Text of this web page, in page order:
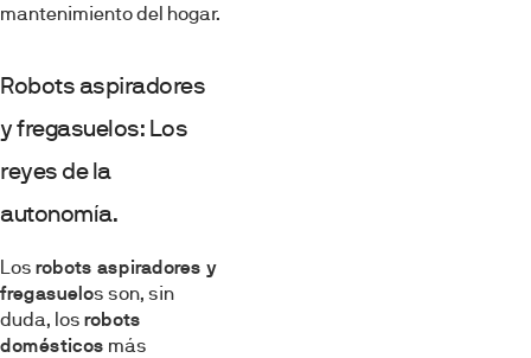
mantenimiento del hogar.
Robots aspiradores
y fregasuelos: Los
reyes de la
autonomía.
Los robots aspiradores y
fregasuelos son, sin
duda, los robots
domésticos más